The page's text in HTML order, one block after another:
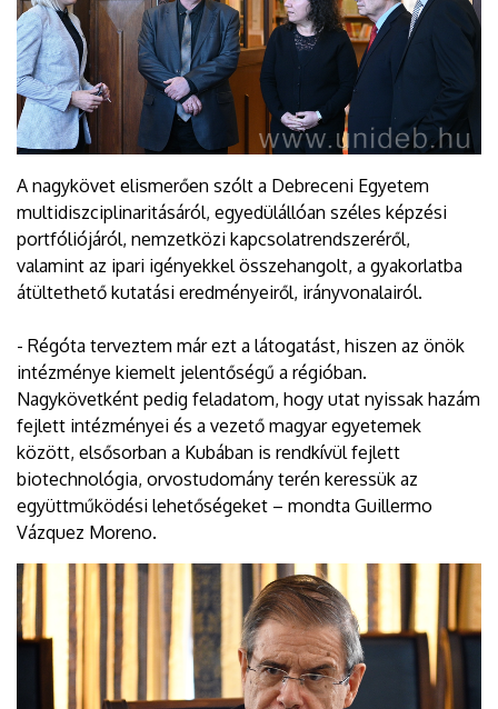
A nagykövet elismerően szólt a Debreceni Egyetem
multidiszciplinaritásáról, egyedülállóan széles képzési
portfóliójáról, nemzetközi kapcsolatrendszeréről,
valamint az ipari igényekkel összehangolt, a gyakorlatba
átültethető kutatási eredményeiről, irányvonalairól.
- Régóta terveztem már ezt a látogatást, hiszen az önök
intézménye kiemelt jelentőségű a régióban.
Nagykövetként pedig feladatom, hogy utat nyissak hazám
fejlett intézményei és a vezető magyar egyetemek
között, elsősorban a Kubában is rendkívül fejlett
biotechnológia, orvostudomány terén keressük az
együttműködési lehetőségeket – mondta Guillermo
Vázquez Moreno.